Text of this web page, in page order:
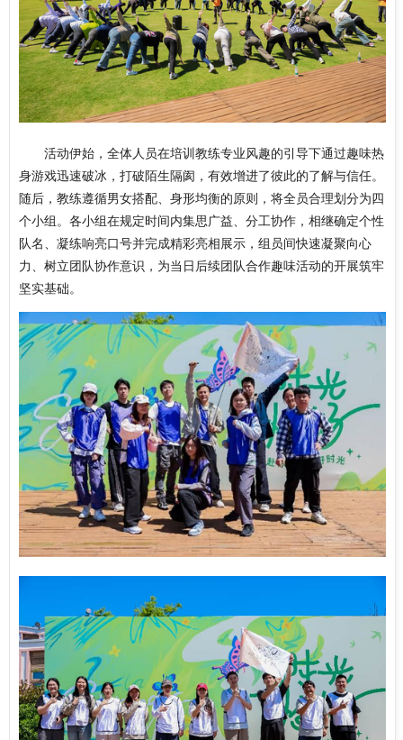
活动伊始， 全体人员在培训教练专业风趣的引导下通过趣味热
身游戏迅速破冰，打破陌生隔阂，有效增进了彼此的了解与信任。
随后，教练遵循男女搭配、身形均衡的原则，将全员合理划分为四
个小组。各小组在规定时间内集思广益、分工协作，相继确定个性
队名、凝练响亮口号并完成精彩亮相展示，组员间快速凝聚向心
力、树立团队协作意识，为当日后续团队合作趣味活动的开展筑牢
坚实基础。